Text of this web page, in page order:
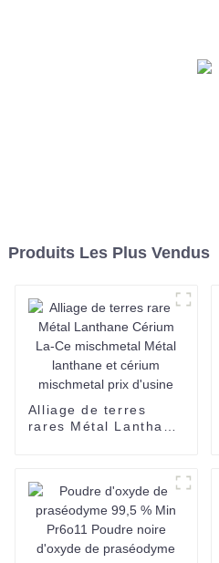
Produits Les Plus Vendus
Alliage de terres
rares Métal Lanthane
mischmetal prix
d'usine